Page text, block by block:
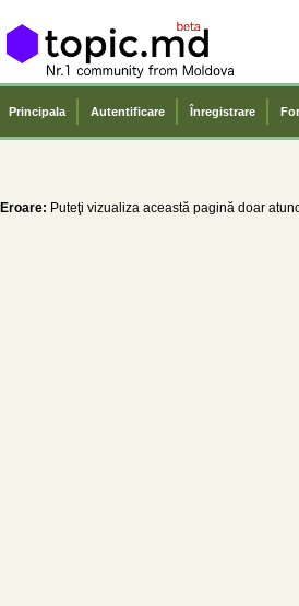
Principala Autentificare Înregistrare
Eroare: Puteţi vizualiza această pagină doar